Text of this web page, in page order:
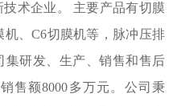
术企业。 主要产品有切膜
机、C6切膜机等，脉冲压排
集研发、生产、销售和售后
售额8000多万元。公司秉